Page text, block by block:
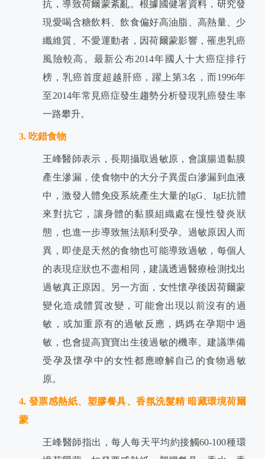
抗，導致荷爾蒙紊亂。根據國健署資料，研究發
現愛喝含糖飲料、飲食偏好高油脂、高熱量、少
纖維質、不愛運動者，因荷爾蒙影響，罹患乳癌
風險較高。最新公布2014年國人十大癌症排行
榜，乳癌首度超越肝癌，躍上第3名，而1996年
至2014年常見癌症發生趨勢分析發現乳癌發生率
一路攀升。
3. 吃錯食物
王峰醫師表示，長期攝取過敏原，會讓腸道黏膜
產生滲漏，使食物中的大分子異蛋白滲漏到血液
中，激發人體免疫系統產生大量的IgG、IgE抗體
來對抗它，讓身體的黏膜組織處在慢性發炎狀
態，也進一步導致無法順利受孕。過敏原因人而
異，即使是天然的食物也可能導致過敏，每個人
的表現症狀也不盡相同，建議透過醫療檢測找出
過敏真正原因。另一方面，女性懷孕後因荷爾蒙
變化造成體質改變，可能會出現以前沒有的過
敏，或加重原有的過敏反應，媽媽在孕期中過
敏，也會提高寶寶出生後過敏的機率。建議準備
受孕及懷孕中的女性都應瞭解自己的食物過敏
原。
4. 發票感熱紙、塑膠餐具、香氛洗髮精 暗藏環境荷爾
蒙
王峰醫師指出，每人每天平均約接觸60-100種環